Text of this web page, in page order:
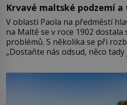
Krvavé maltské podzemí
V oblasti Paola na předměstí
na Maltě se v roce 1902
problémů. S několika se při
„Dostaňte nás odsud, něco tady